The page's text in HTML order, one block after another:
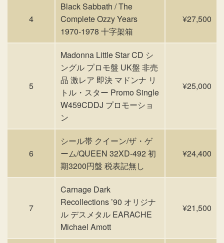
4
Black Sabbath / The
Complete Ozzy Years
1970-1978 十字架箱
¥27,500
5
Madonna Little Star CD シ
ングル プロモ盤 UK盤 非売
品 激レア 即決 マドンナ リ
トル・スター Promo Single
W459CDDJ プロモーショ
ン
¥25,000
6
シール帯 クイーン/ザ・ゲ
ーム/QUEEN 32XD-492 初
期3200円盤 税表記無し
¥24,400
7
Carnage Dark
Recollections ’90 オリジナ
ル デスメタル EARACHE
Michael Amott
¥21,500